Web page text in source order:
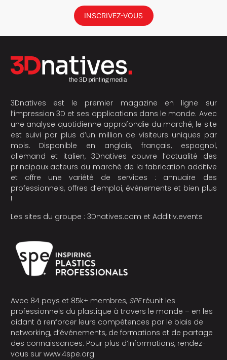
INSCRIVEZ-VOUS
3Dnatives est le premier magazine en ligne sur
l’impression 3D et ses applications dans le monde. Avec
une analyse quotidienne approfondie du marché, le site
est suivi par plus d’un million de visiteurs uniques par
mois. Disponible en anglais, français, espagnol,
allemand et italien, 3Dnatives couvre l’actualité des
principaux acteurs du marché de la fabrication additive
et offre une variété de services : annuaire des
professionnels, offres d’emploi, évènements et bien plus
!
Les sites du groupe : 3Dnatives.com et Additiv.events
Avec 84 pays et 85k+ membres, SPEréunit les
professionnels du plastique à travers le monde – en les
aidant à renforcer leurs compétences par le biais de
networking, d’événements, de formations et de partage
des connaissances. Pour plus d’informations, rendez-
vous sur www.4spe.org.